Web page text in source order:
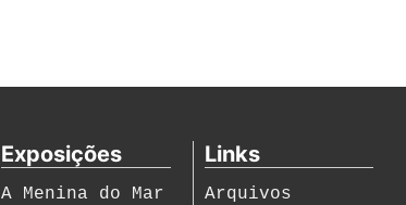
Exposições
A Menina do Mar
Links
Arquivos